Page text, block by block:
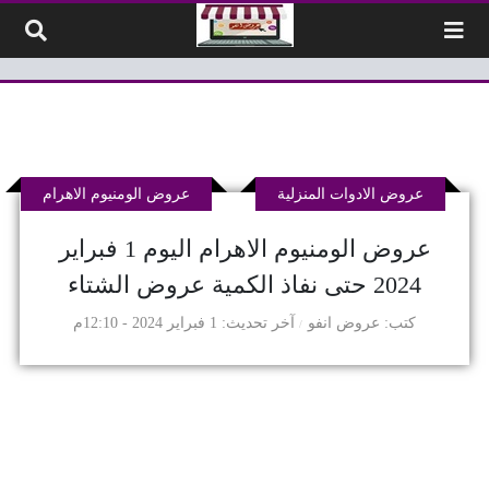
عروض الومنيوم الاهرام اليوم 1 فبراير
2024 حتى نفاذ الكمية عروض الشتاء
كتب عروض انفو
عروض الادوات المنزلية عروض الومنيوم الاهرام
آخر تحديث 1 فبراير 2024 - 12:10م